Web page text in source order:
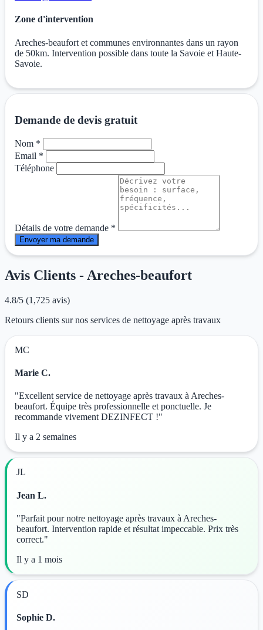
Zone d'intervention
Areches-beaufort et communes environnantes dans un rayon
de 50km. Intervention possible dans toute la Savoie et Haute-
Savoie.
Demande de devis gratuit
Nom *
Email *
Téléphone
Détails de votre demande *
Envoyer ma demande
Avis Clients - Areches-beaufort
4.8/5 (1,725 avis)
Retours clients sur nos services de nettoyage après travaux
MC
Marie C.
"Excellent service de nettoyage après travaux à Areches-
beaufort. Équipe très professionnelle et ponctuelle. Je
recommande vivement DEZINFECT !"
Il y a 2 semaines
JL
Jean L.
"Parfait pour notre nettoyage après travaux à Areches-
beaufort. Intervention rapide et résultat impeccable. Prix très
correct."
Il y a 1 mois
SD
Sophie D.